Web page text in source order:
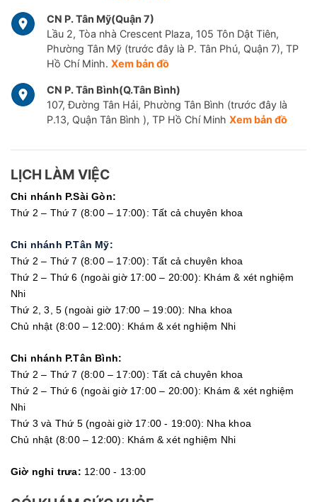
CN P. Tân Mỹ(Quận 7)
Lầu 2, Tòa nhà Crescent Plaza, 105 Tôn Dật Tiên,
Phường Tân Mỹ (trước đây là P. Tân Phú, Quận 7), TP
Hồ Chí Minh. Xem bản đồ
CN P. Tân Bình(Q.Tân Bình)
107, Đường Tân Hải, Phường Tân Bình (trước đây là
P.13, Quận Tân Bình ), TP Hồ Chí Minh Xem bản đồ
LỊCH LÀM VIỆC
Chi nhánh P.Sài Gòn:
Thứ 2 – Thứ 7 (8:00 – 17:00): Tất cả chuyên khoa
Chi nhánh P.Tân Mỹ:
Thứ 2 – Thứ 7 (8:00 – 17:00): Tất cả chuyên khoa
Thứ 2 – Thứ 6 (ngoài giờ 17:00 – 20:00): Khám & xét nghiệm
Nhi
Thứ 2, 3, 5 (ngoài giờ 17:00 – 19:00): Nha khoa
Chủ nhật (8:00 – 12:00): Khám & xét nghiệm Nhi
Chi nhánh P.Tân Bình:
Thứ 2 – Thứ 7 (8:00 – 17:00): Tất cả chuyên khoa
Thứ 2 – Thứ 6 (ngoài giờ 17:00 – 20:00): Khám & xét nghiệm
Nhi
Thứ 3 và Thứ 5 (ngoài giờ 17:00 - 19:00): Nha khoa
Chủ nhật (8:00 – 12:00): Khám & xét nghiệm Nhi
Giờ nghỉ trưa: 12:00 - 13:00